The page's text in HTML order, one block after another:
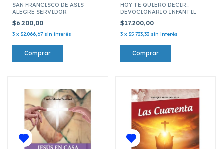
SAN FRANCISCO DE ASIS
ALEGRE SERVIDOR
$6.200,00
3 x $2.066,67 sin interés
HOY TE QUIERO DECIR...
DEVOCIONARIO INFANTIL
$17.200,00
3 x $5.733,33 sin interés